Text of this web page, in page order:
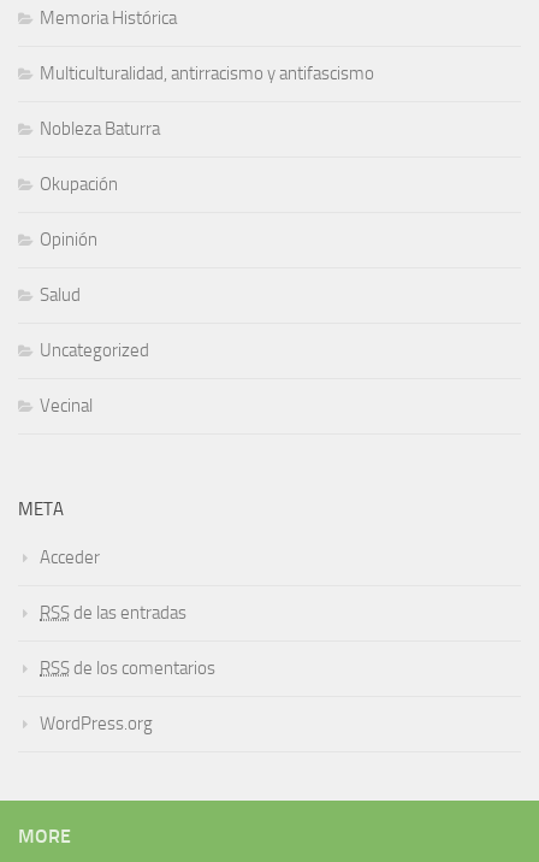
Memoria Histórica
Multiculturalidad, antirracismo y antifascismo
Nobleza Baturra
Okupación
Opinión
Salud
Uncategorized
Vecinal
META
Acceder
RSS de las entradas
RSS de los comentarios
WordPress.org
MORE